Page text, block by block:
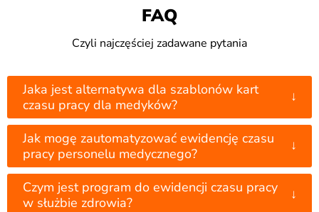
FAQ
Czyli najczęściej zadawane pytania
Jaka jest alternatywa dla szablonów kart
czasu pracy dla medyków?
↓
Jak mogę zautomatyzować ewidencję czasu
pracy personelu medycznego?
↓
Czym jest program do ewidencji czasu pracy
w służbie zdrowia?
↓